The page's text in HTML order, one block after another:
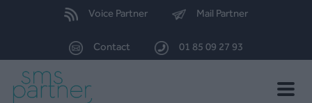
Voice Partner Mail Partner
Contact 01 85 09 27 93
Toggle